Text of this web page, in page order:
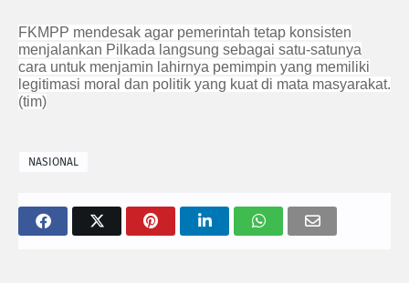
FKMPP mendesak agar pemerintah tetap konsisten
menjalankan Pilkada langsung sebagai satu-satunya
cara untuk menjamin lahirnya pemimpin yang memiliki
legitimasi moral dan politik yang kuat di mata masyarakat.
(tim)
NASIONAL